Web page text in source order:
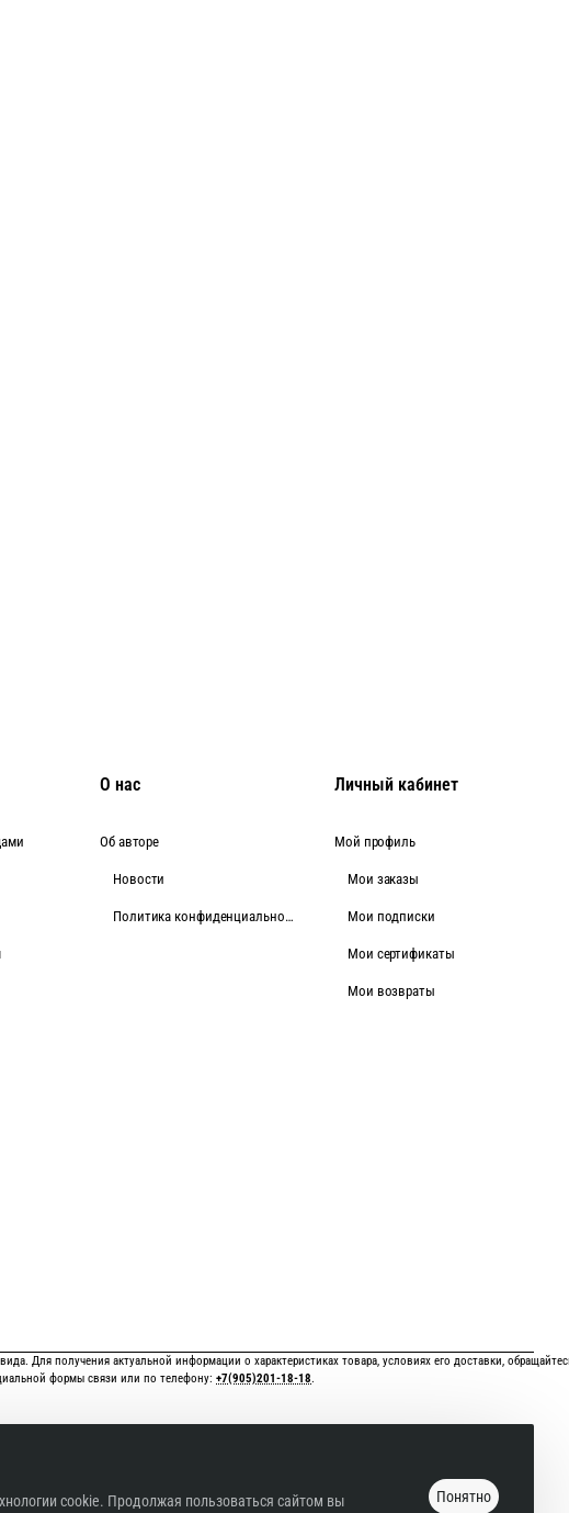
cookie. Продолжая пользоваться сайтом вы Понятно
О нас
Об авторе
Новости
Политика конфиденциальности
Личный кабинет
Мой профиль
Мои заказы
Мои подписки
Мои сертификаты
Мои возвраты
Для получения актуальной информации о характеристиках товара, условиях его доставки,
формы связи или по телефону: +7(905)201-18-18.
Онлайн оплата картой